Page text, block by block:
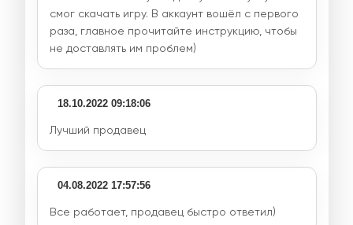
смог скачать игру. В аккаунт вошёл с первого
раза, главное прочитайте инструкцию, чтобы
не доставлять им проблем)
18.10.2022 09:18:06
Лучший продавец
04.08.2022 17:57:56
Все работает, продавец быстро ответил)